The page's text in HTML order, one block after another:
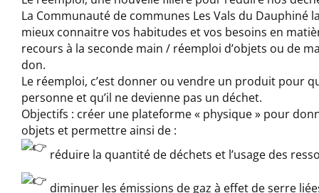
La Communauté de communes Les Vals du Dauphiné
mieux connaitre vos habitudes et vos besoins en
recours à la seconde main / réemploi d’objets ou de
don.
Le réemploi, c’est donner ou vendre un produit pour
personne et qu’il ne devienne pas un déchet.
Objectifs : créer une plateforme « physique » pour
objets et permettre ainsi de :
réduire la quantité de déchets et l’usage des
diminuer les émissions de gaz à effet de serre